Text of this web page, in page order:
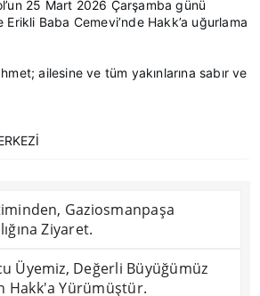
25 Mart 2026 Çarşamba günü
Baba Cemevi’nde Hakk’a uğurlama
ailesine ve tüm yakınlarına sabır ve
Gaziosmanpaşa
Ziyaret.
Üyemiz, Değerli Büyüğümüz
Hakk'a Yürümüştür.